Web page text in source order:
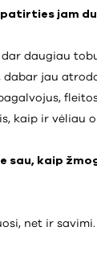
jam
daugiau
dabar jau
kaip ir vėliau
sau, kaip
net ir